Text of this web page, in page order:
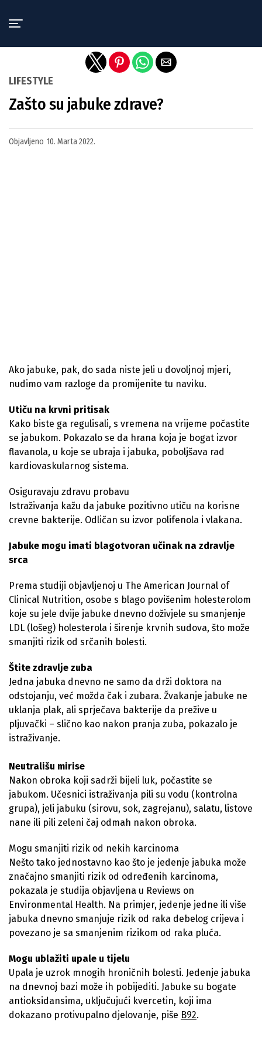
LIFESTYLE
Zašto su jabuke zdrave?
Objavljeno 10. Marta 2022.
Ako jabuke, pak, do sada niste jeli u dovoljnoj mjeri,
nudimo vam razloge da promijenite tu naviku.
Utiču na krvni pritisak
Kako biste ga regulisali, s vremena na vrijeme počastite
se jabukom. Pokazalo se da hrana koja je bogat izvor
flavanola, u koje se ubraja i jabuka, poboljšava rad
kardiovaskularnog sistema.
Osiguravaju zdravu probavu
Istraživanja kažu da jabuke pozitivno utiču na korisne
crevne bakterije. Odličan su izvor polifenola i vlakana.
Jabuke mogu imati blagotvoran učinak na zdravlje
srca
Prema studiji objavljenoj u The American Journal of
Clinical Nutrition, osobe s blago povišenim holesterolom
koje su jele dvije jabuke dnevno doživjele su smanjenje
LDL (lošeg) holesterola i širenje krvnih sudova, što može
smanjiti rizik od srčanih bolesti.
Štite zdravlje zuba
Jedna jabuka dnevno ne samo da drži doktora na
odstojanju, već možda čak i zubara. Žvakanje jabuke ne
uklanja plak, ali sprječava bakterije da prežive u
pljuvački – slično kao nakon pranja zuba, pokazalo je
istraživanje.
Neutrališu mirise
Nakon obroka koji sadrži bijeli luk, počastite se
jabukom. Učesnici istraživanja pili su vodu (kontrolna
grupa), jeli jabuku (sirovu, sok, zagrejanu), salatu, listove
nane ili pili zeleni čaj odmah nakon obroka.
Mogu smanjiti rizik od nekih karcinoma
Nešto tako jednostavno kao što je jedenje jabuka može
značajno smanjiti rizik od određenih karcinoma,
pokazala je studija objavljena u Reviews on
Environmental Health. Na primjer, jedenje jedne ili više
jabuka dnevno smanjuje rizik od raka debelog crijeva i
povezano je sa smanjenim rizikom od raka pluća.
Mogu ublažiti upale u tijelu
Upala je uzrok mnogih hroničnih bolesti. Jedenje jabuka
na dnevnoj bazi može ih pobijediti. Jabuke su bogate
antioksidansima, uključujući kvercetin, koji ima
dokazano protivupalno djelovanje, piše B92.